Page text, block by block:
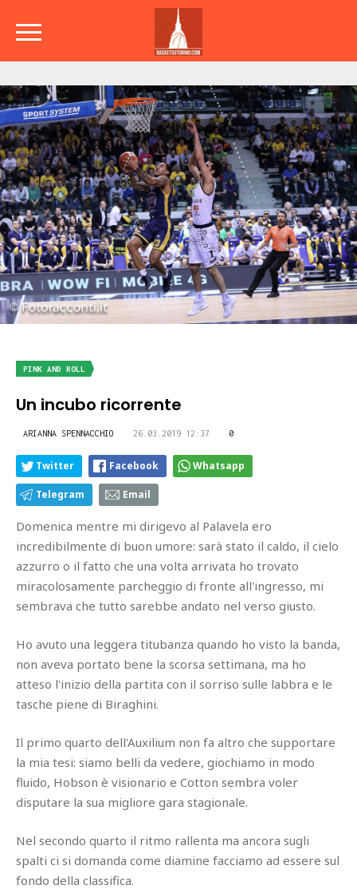
PINK AND ROLL
Un incubo ricorrente
ARIANNA SPENNACCHIO 26.03.2019 12:37 0
Twitter Facebook Whatsapp
Telegram Email
Domenica mentre mi dirigevo al Palavela ero
incredibilmente di buon umore: sarà stato il caldo, il cielo
azzurro o il fatto che una volta arrivata ho trovato
miracolosamente parcheggio di fronte all'ingresso, mi
sembrava che tutto sarebbe andato nel verso giusto.
Ho avuto una leggera titubanza quando ho visto la banda,
non aveva portato bene la scorsa settimana, ma ho
atteso l'inizio della partita con il sorriso sulle labbra e le
tasche piene di Biraghini.
Il primo quarto dell'Auxilium non fa altro che supportare
la mia tesi: siamo belli da vedere, giochiamo in modo
fluido, Hobson è visionario e Cotton sembra voler
disputare la sua migliore gara stagionale.
Nel secondo quarto il ritmo rallenta ma ancora sugli
spalti ci si domanda come diamine facciamo ad essere sul
fondo della classifica.